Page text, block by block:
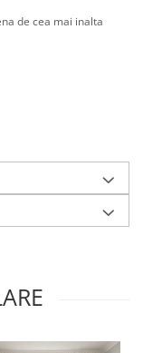
de cea mai inalta